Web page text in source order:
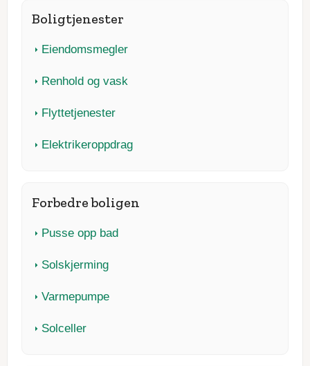
Boligtjenester
Eiendomsmegler
Renhold og vask
Flyttetjenester
Elektrikeroppdrag
Forbedre boligen
Pusse opp bad
Solskjerming
Varmepumpe
Solceller